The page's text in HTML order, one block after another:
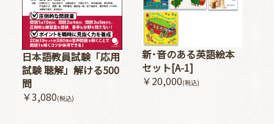
日本語教員試験「応用
試験 聴解」解ける500
問
￥3,080(税込)
新･音のある英語絵本
セット[A-1]
￥20,000(税込)